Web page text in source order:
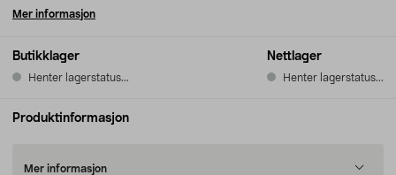
Butikklager
Henter lagerstatus...
Nettlager
Henter lagerstatus...
Mer informasjon
Produktinformasjon
Mer informasjon